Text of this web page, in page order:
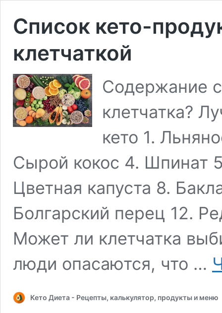
Список кето-
клетчаткой
Содержание
клетчатка?
кето 1.
Сырой кокос 4. Шпинат
Цветная капуста 8.
Болгарский перец 12.
Может ли клетчатка
люди опасаются, что …
Кето Диета - Рецепты, калькулятор, продукты и меню